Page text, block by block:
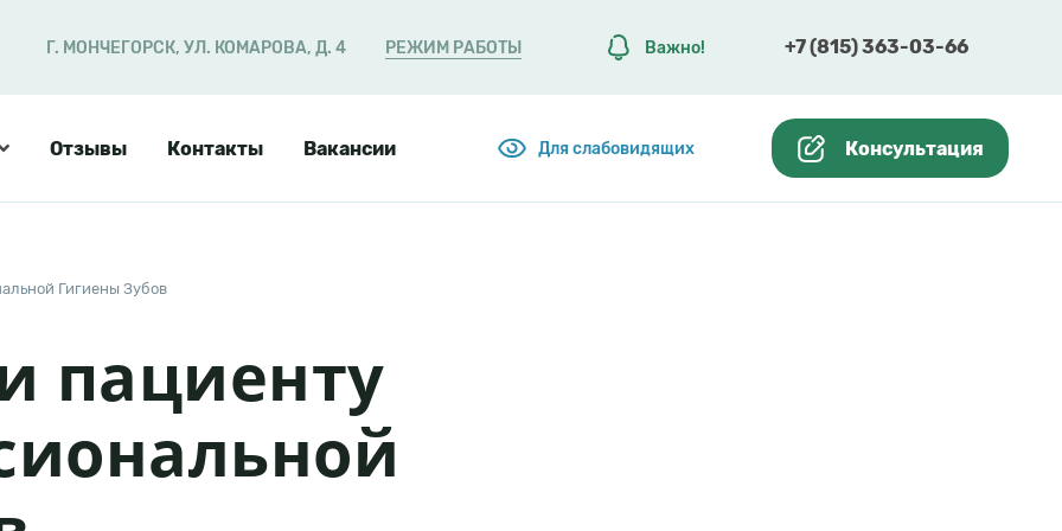
Г. МОНЧЕГОРСК, УЛ. КОМАРОВА, Д. 4 РЕЖИМ РАБОТЫ Важно! +7 (815) 363-03-66
Отзывы Контакты Вакансии Для слабовидящих Консультация
Гигиены Зубов
пациенту